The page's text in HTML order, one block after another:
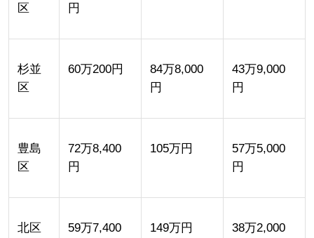
区
円
杉並
区
60万200円
84万8,000
円
43万9,000
円
豊島
区
72万8,400
円
105万円
57万5,000
円
北区
59万7,400
149万円
38万2,000